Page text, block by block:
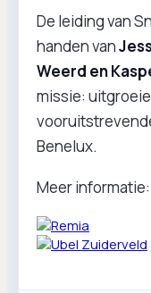
De leiding van
handen van
Weerd en
missie:
Benelux.
Meer informatie: